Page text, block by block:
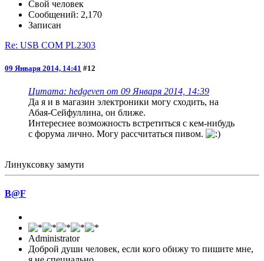
Свой человек
Сообщений: 2,170
Записан
Re: USB COM PL2303
09 Января 2014, 14:41 #12
Цитата: hedgeven от 09 Января 2014, 14:39
Да я и в магазин электроники могу сходить, на
Абая-Сейфуллина, он ближе.
Интереснее возможность встретиться с кем-нибудь
с форума лично. Могу рассчитаться пивом.
Линуксовку замути
B@F
Administrator
Доброй души человек, если кого обижу то пишите мне,